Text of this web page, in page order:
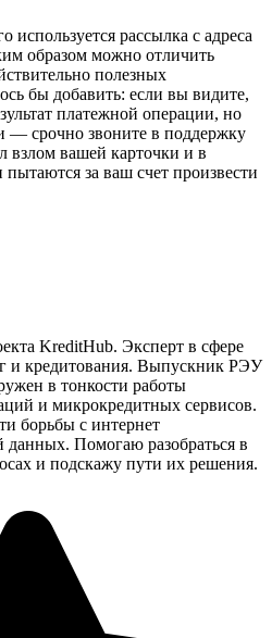
рассылка с адреса
образом можно отличить
полезных
бы добавить: если вы видите,
платежной операции, но
— срочно звоните в поддержку
взлом вашей карточки и в
за ваш счет произвести
KreditHub. Эксперт в сфере
и кредитования. Выпускник РЭУ
в тонкости работы
и микрокредитных сервисов.
борьбы с интернет
Помогаю разобраться в
и подскажу пути их решения.